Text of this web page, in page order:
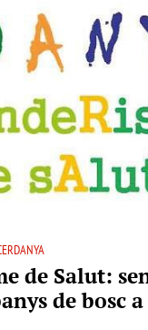
de Salut:
de bosc a